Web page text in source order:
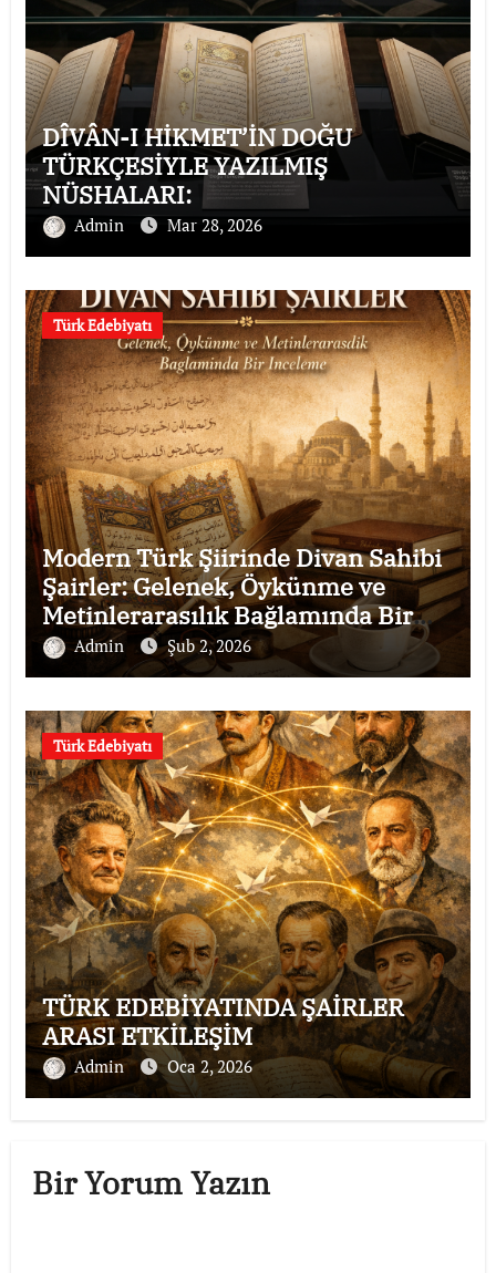
DÎVÂN-I HİKMET’İN DOĞU
TÜRKÇESİYLE YAZILMIŞ
NÜSHALARI:
Admin Mar 28, 2026
Türk Edebiyatı
Modern Türk Şiirinde Divan Sahibi
Şairler: Gelenek, Öykünme ve
Metinlerarasılık Bağlamında Bir
İnceleme
Admin Şub 2, 2026
Türk Edebiyatı
TÜRK EDEBİYATINDA ŞAİRLER
ARASI ETKİLEŞİM
Admin Oca 2, 2026
Bir Yorum Yazın